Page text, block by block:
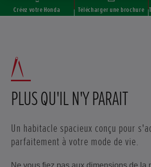
Créez votre Honda Télécharger une brochure
PLUS QU'IL N'Y PARAIT
Un habitacle spacieux conçu pour
parfaitement à votre mode de vie.
Ne vous fiez pas aux dimensions de la